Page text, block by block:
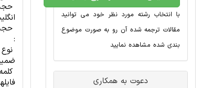
:
با انتخاب رشته مورد نظر خود می توانید
مقالات ترجمه شده آن رو به صورت موضوع
بندی شده مشاهده نمایید
دعوت به همکاری